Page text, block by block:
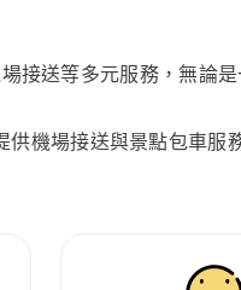
接送等多元服務，無論
機場接送與景點包車服